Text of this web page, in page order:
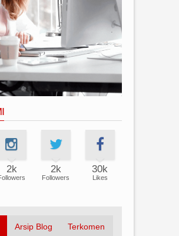
2k 2k
Followers
30k
Likes
Arsip Blog Terkomen